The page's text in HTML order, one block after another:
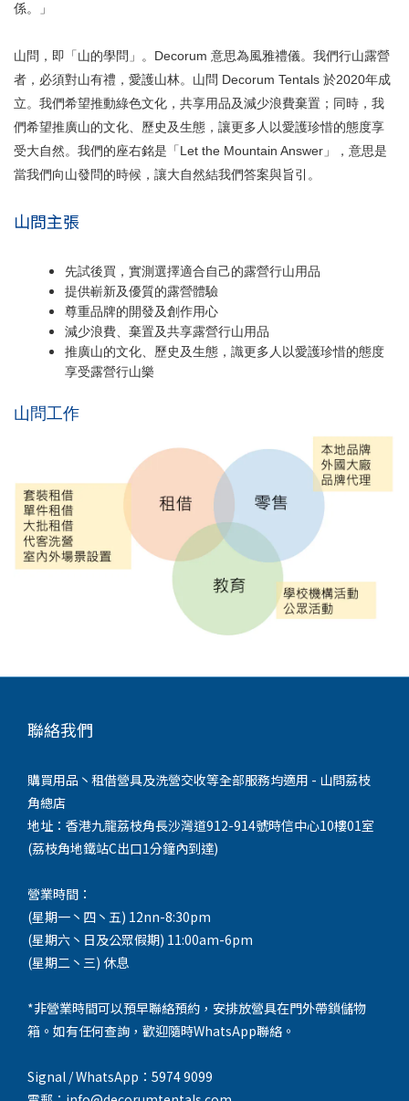
係。」
山問，即「山的學問」。Decorum 意思為風雅禮儀。我們行山露營
者，必須對山有禮，愛護山林。山問 Decorum Tentals 於2020年成
立。我們希望推動綠色文化，共享用品及減少浪費棄置；同時，我
們希望推廣山的文化、歷史及生態，讓更多人以愛護珍惜的態度享
受大自然。我們的座右銘是「Let the Mountain Answer」，意思是
當我們向山發問的時候，讓大自然結我們答案與旨引。
山問主張
先試後買，實測選擇適合自己的露營行山用品
提供嶄新及優質的露營體驗
尊重品牌的開發及創作用心
減少浪費、棄置及共享露營行山用品
推廣山的文化、歷史及生態，識更多人以愛護珍惜的態度
享受露營行山樂
山問工作
聯絡我們
購買用品丶租借營具及洗營交收等全部服務均適用 - 山問荔枝
角總店
地址：香港九龍荔枝角長沙灣道912-914號時信中心10樓01室
(荔枝角地鐵站C出口1分鐘內到達)
營業時間：
(星期一丶四丶五) 12nn-8:30pm
(星期六丶日及公眾假期) 11:00am-6pm
(星期二丶三) 休息
*非營業時間可以預早聯絡預約，安排放營具在門外帶鎖儲物
箱。如有任何查詢，歡迎隨時WhatsApp聯絡。
Signal / WhatsApp：5974 9099